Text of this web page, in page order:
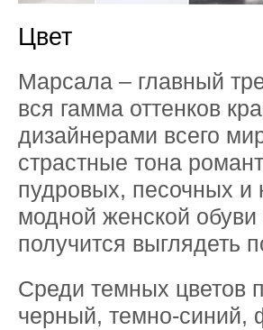
Цвет
Марсала – главный
вся гамма оттенков
дизайнерами всего
страстные тона
пудровых, песочных и
модной женской
получится выглядеть
Среди темных цветов
черный, темно-синий,